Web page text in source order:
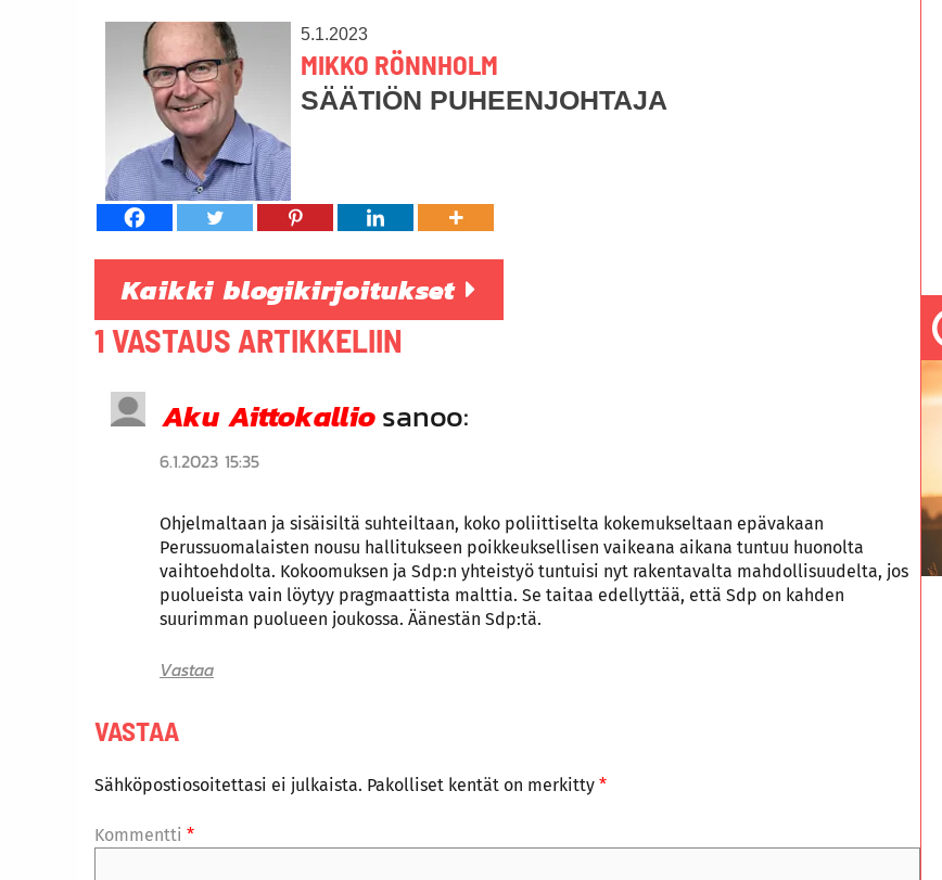
5.1.2023
MIKKO RÖNNHOLM
SÄÄTIÖN PUHEENJOHTAJA
Kaikki blogikirjoitukset
1 VASTAUS ARTIKKELIIN
Aku Aittokalliosanoo:
6.1.2023 15:35
Ohjelmaltaan ja sisäisiltä suhteiltaan, koko poliittiselta kokemukseltaan epävakaan
Perussuomalaisten nousu hallitukseen poikkeuksellisen vaikeana aikana tuntuu huonolta
vaihtoehdolta. Kokoomuksen ja Sdp:n yhteistyö tuntuisi nyt rakentavalta mahdollisuudelta, jos
puolueista vain löytyy pragmaattista malttia. Se taitaa edellyttää, että Sdp on kahden
suurimman puolueen joukossa. Äänestän Sdp:tä.
Vastaa
VASTAA
Sähköpostiosoitettasi ei julkaista. Pakolliset kentät on merkitty *
Kommentti *